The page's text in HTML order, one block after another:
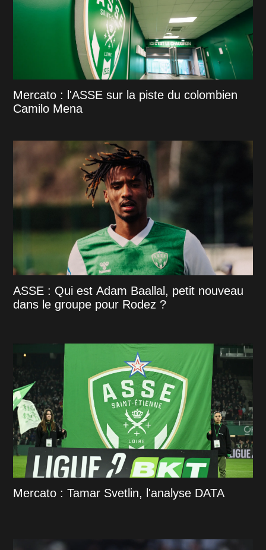
Mercato : l'ASSE sur la piste du colombien
Camilo Mena
ASSE : Qui est Adam Baallal, petit nouveau
dans le groupe pour Rodez ?
Mercato : Tamar Svetlin, l'analyse DATA